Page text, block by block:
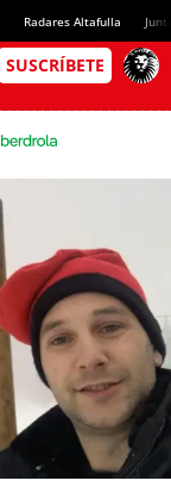
Radares Altafulla